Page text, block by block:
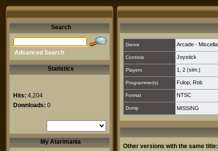
Search
Advanced Search
Statistics
Hits: 4,204
Downloads: 0
My Atarimania
Genre Arcade -
Controls Joystick
Players 1 2 (sim.)
Programmer(s) Fulop, Rob
Format NTSC
Dump MISSING
Other versions with the same title: